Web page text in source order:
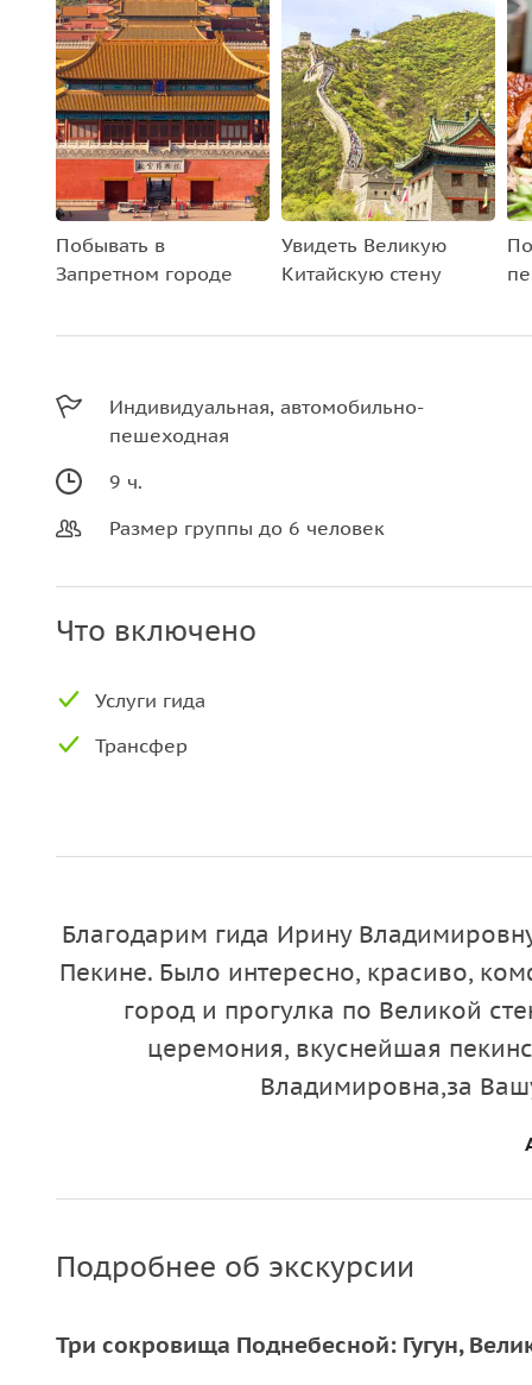
Побывать в
Запретном городе
Увидеть Великую
Китайскую стену
Индивидуальная, автомобильно-
пешеходная
9 ч.
Размер группы до 6 человек
Что включено
Услуги гида
Трансфер
Благодарим гида Ирину
Пекине. Было интересно, красиво,
город и прогулка по Великой
церемония, вкуснейшая
Владимировна,за
Подробнее об экскурсии
Три сокровища Поднебесной: Гугун,